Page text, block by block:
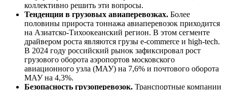
коллективно решить эти вопросы.
Тенденции в грузовых авиаперевозках. Более
половины прироста тоннажа авиаперевозок приходится
на Азиатско-Тихоокеанский регион. В этом сегменте
драйвером роста являются грузы e-commerce и high-tech.
В 2024 году российский рынок зафиксировал рост
грузового оборота аэропортов московского
авиационного узла (МАУ) на 7,6% и почтового оборота
МАУ на 4,3%.
Безопасность грузоперевозок. Транспортные компании